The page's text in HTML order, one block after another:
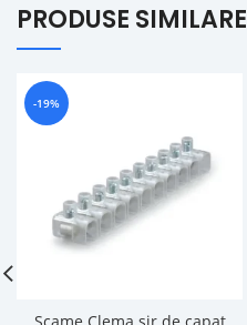
PRODUSE SIMILARE
-19%